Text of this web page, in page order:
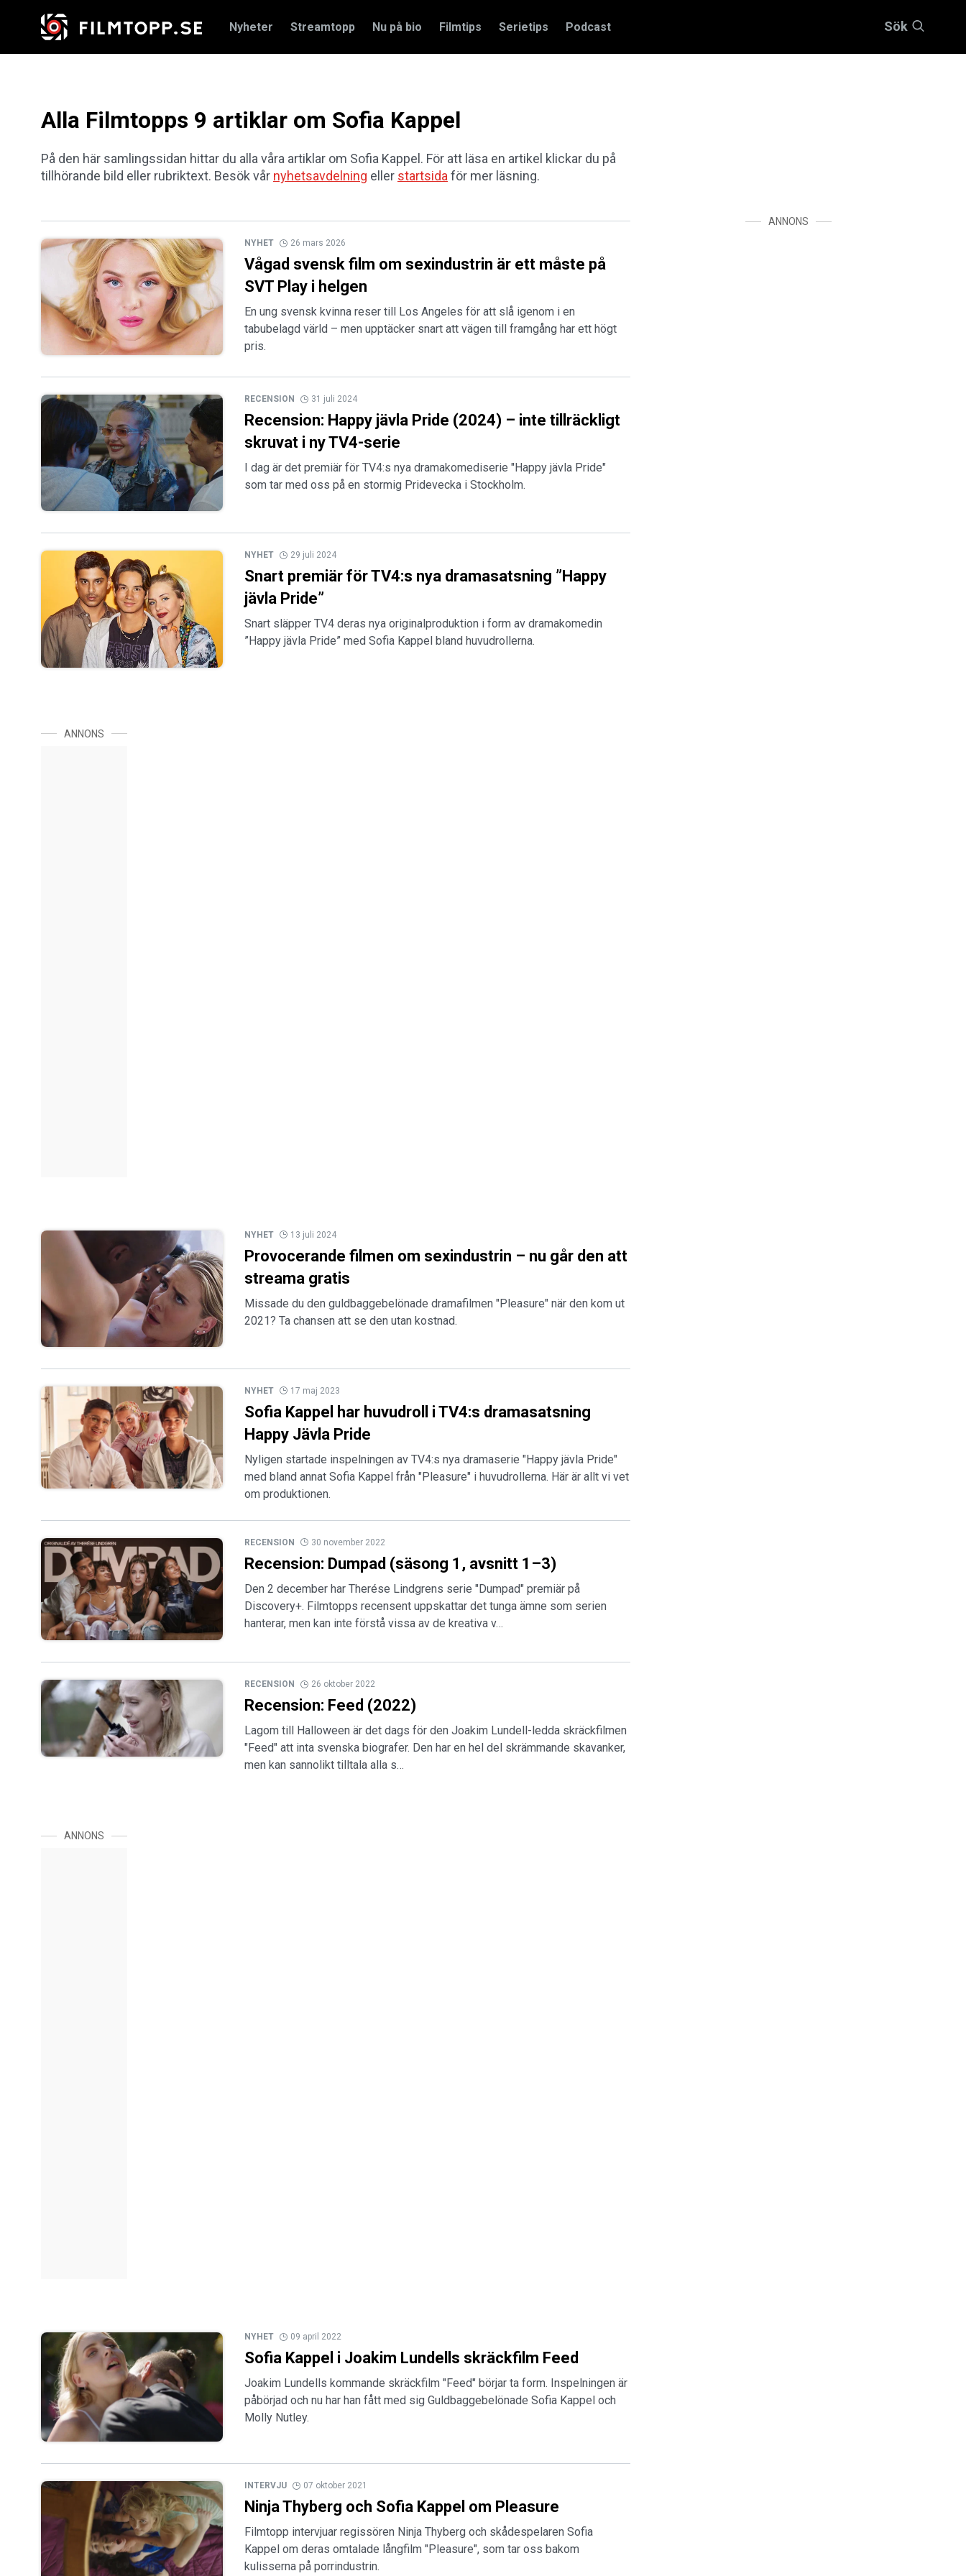
Nyheter Streamtopp Nu på bio Filmtips Serietips Podcast Sök
Alla Filmtopps 9 artiklar om Sofia Kappel
På den här samlingssidan hittar du alla våra artiklar om Sofia Kappel. För att läsa en artikel klickar du på
tillhörande bild eller rubriktext. Besök vår nyhetsavdelning eller startsida för mer läsning.
NYHET 26 mars 2026
Vågad svensk film om sexindustrin är ett måste på
SVT Play i helgen
En ung svensk kvinna reser till Los Angeles för att slå igenom i en
tabubelagd värld – men upptäcker snart att vägen till framgång har ett högt
pris.
RECENSION 31 juli 2024
Recension: Happy jävla Pride (2024) – inte tillräckligt
skruvat i ny TV4-serie
I dag är det premiär för TV4:s nya dramakomediserie "Happy jävla Pride"
som tar med oss på en stormig Pridevecka i Stockholm.
NYHET 29 juli 2024
Snart premiär för TV4:s nya dramasatsning ”Happy
jävla Pride”
Snart släpper TV4 deras nya originalproduktion i form av dramakomedin
”Happy jävla Pride” med Sofia Kappel bland huvudrollerna.
ANNONS
NYHET 13 juli 2024
Provocerande filmen om sexindustrin – nu går den att
streama gratis
Missade du den guldbaggebelönade dramafilmen "Pleasure" när den kom ut
2021? Ta chansen att se den utan kostnad.
NYHET 17 maj 2023
Sofia Kappel har huvudroll i TV4:s dramasatsning
Happy Jävla Pride
Nyligen startade inspelningen av TV4:s nya dramaserie "Happy jävla Pride"
med bland annat Sofia Kappel från "Pleasure" i huvudrollerna. Här är allt vi vet
om produktionen.
RECENSION 30 november 2022
Recension: Dumpad (säsong 1, avsnitt 1–3)
Den 2 december har Therése Lindgrens serie "Dumpad" premiär på
Discovery+. Filmtopps recensent uppskattar det tunga ämne som serien
hanterar, men kan inte förstå vissa av de kreativa v…
RECENSION 26 oktober 2022
Recension: Feed (2022)
Lagom till Halloween är det dags för den Joakim Lundell-ledda skräckfilmen
"Feed" att inta svenska biografer. Den har en hel del skrämmande skavanker,
men kan sannolikt tilltala alla s…
ANNONS
NYHET 09 april 2022
Sofia Kappel i Joakim Lundells skräckfilm Feed
Joakim Lundells kommande skräckfilm "Feed" börjar ta form. Inspelningen är
påbörjad och nu har han fått med sig Guldbaggebelönade Sofia Kappel och
Molly Nutley.
INTERVJU 07 oktober 2021
Ninja Thyberg och Sofia Kappel om Pleasure
Filmtopp intervjuar regissören Ninja Thyberg och skådespelaren Sofia
Kappel om deras omtalade långfilm "Pleasure", som tar oss bakom
kulisserna på porrindustrin.
ANNONS